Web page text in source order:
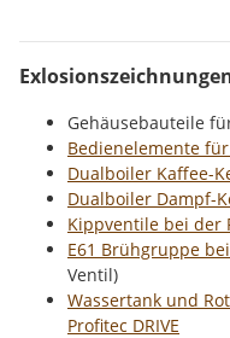
Gehäusebauteile
Bedienelemente für
Dualboiler Kaffee-
Dualboiler Dampf-
Kippventile bei der
E61 Brühgruppe
Ventil)
Wassertank und
Profitec DRIVE